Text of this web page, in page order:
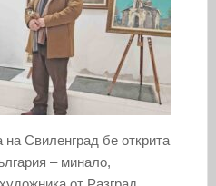
Свиленград бе открита
– минало,